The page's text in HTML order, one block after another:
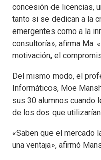
concesión de licencias,
tanto si se dedican a la
emergentes como a la
consultoría», afirma Ma.
motivación, el
Del mismo modo, el
Informáticos, Moe
sus 30 alumnos cuando
de los dos que
«Saben que el mercado
una ventaja», afirmó